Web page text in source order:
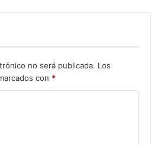
no será publicada. Los
con *